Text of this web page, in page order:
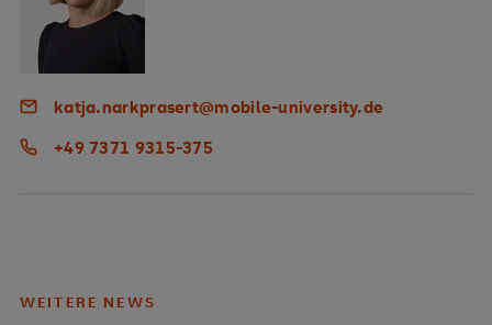
katja.narkprasert@mobile-university.de
+49 7371 9315-375
WEITERE NEWS